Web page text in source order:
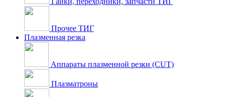
Прочее ТИГ
Плазменная резка
Аппараты плазменной резки (CUT)
Плазматроны